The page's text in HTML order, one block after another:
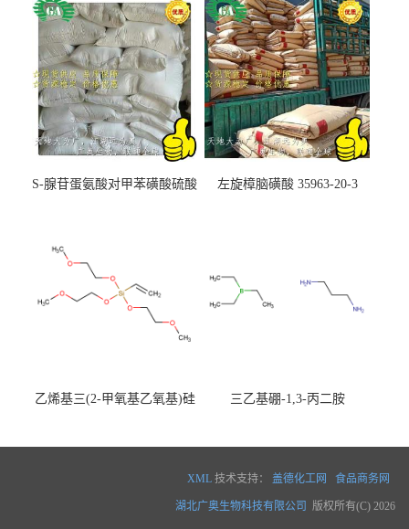
S-腺苷蛋氨酸对甲苯磺酸硫酸
左旋樟脑磺酸 35963-20-3
乙烯基三(2-甲氧基乙氧基)硅
三乙基硼-1,3-丙二胺
XML 技术支持： 盖德化工网 食品商务网
湖北广奥生物科技有限公司 版权所有(C) 2026